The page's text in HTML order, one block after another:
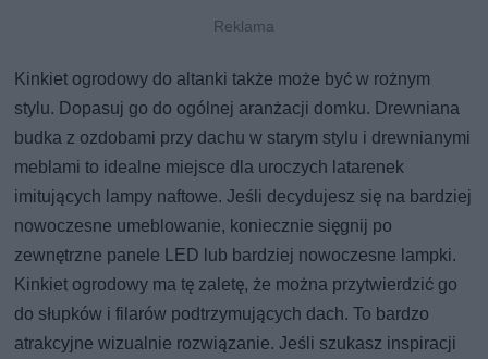
Kinkiet ogrodowy do altanki także może być w rożnym
stylu. Dopasuj go do ogólnej aranżacji domku. Drewniana
budka z ozdobami przy dachu w starym stylu i drewnianymi
meblami to idealne miejsce dla uroczych latarenek
imitujących lampy naftowe. Jeśli decydujesz się na bardziej
nowoczesne umeblowanie, koniecznie sięgnij po
zewnętrzne panele LED lub bardziej nowoczesne lampki.
Kinkiet ogrodowy ma tę zaletę, że można przytwierdzić go
do słupków i filarów podtrzymujących dach. To bardzo
atrakcyjne wizualnie rozwiązanie. Jeśli szukasz inspiracji